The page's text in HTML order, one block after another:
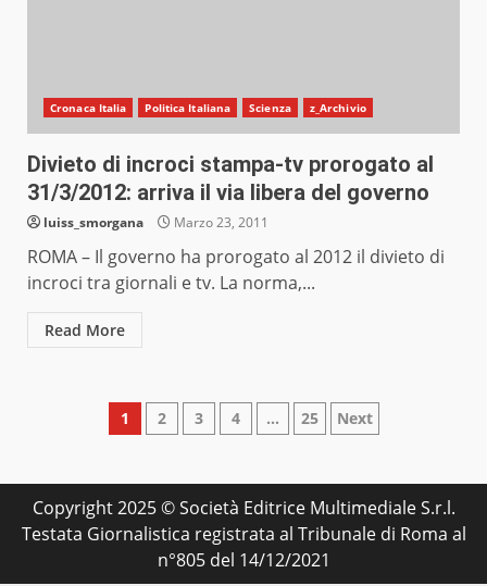
Cronaca Italia Politica Italiana Scienza z_Archivio
Divieto di incroci stampa-tv prorogato al
31/3/2012: arriva il via libera del governo
luiss_smorgana Marzo 23, 2011
ROMA – Il governo ha prorogato al 2012 il divieto di
incroci tra giornali e tv. La norma,...
Read More
Paginazione
articoli
1 2 3 4 … 25 Next
Copyright 2025 © Società Editrice Multimediale S.r.l.
Testata Giornalistica registrata al Tribunale di Roma al
n°805 del 14/12/2021